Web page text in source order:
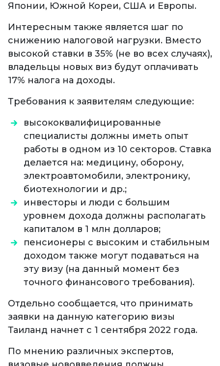
Японии, Южной Кореи, США и Европы.
Интересным также является шаг по
снижению налоговой нагрузки. Вместо
высокой ставки в 35% (не во всех случаях),
владельцы новых виз будут оплачивать
17% налога на доходы.
Требования к заявителям следующие:
высококвалифицированные
специалисты должны иметь опыт
работы в одном из 10 секторов. Ставка
делается на: медицину, оборону,
электроавтомобили, электронику,
биотехнологии и др.;
инвесторы и люди с большим
уровнем дохода должны располагать
капиталом в 1 млн долларов;
пенсионеры с высоким и стабильным
доходом также могут подаваться на
эту визу (на данный момент без
точного финансового требования).
Отдельно сообщается, что принимать
заявки на данную категорию визы
Таиланд начнет с 1 сентября 2022 года.
По мнению различных экспертов,